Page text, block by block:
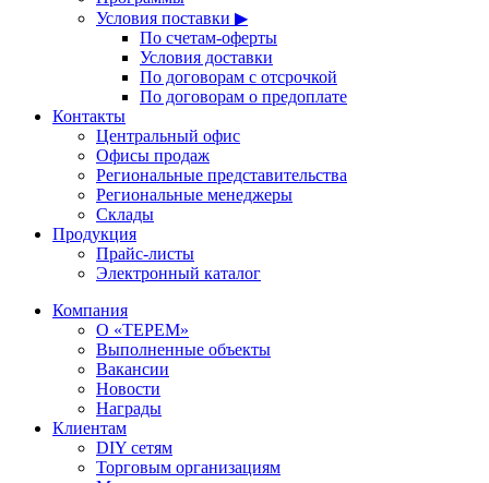
Условия поставки ▶
По счетам-оферты
Условия доставки
По договорам с отсрочкой
По договорам о предоплате
Контакты
Центральный офис
Офисы продаж
Региональные представительства
Региональные менеджеры
Склады
Продукция
Прайс-листы
Электронный каталог
Компания
О «ТЕРЕМ»
Выполненные объекты
Вакансии
Новости
Награды
Клиентам
DIY сетям
Торговым организациям